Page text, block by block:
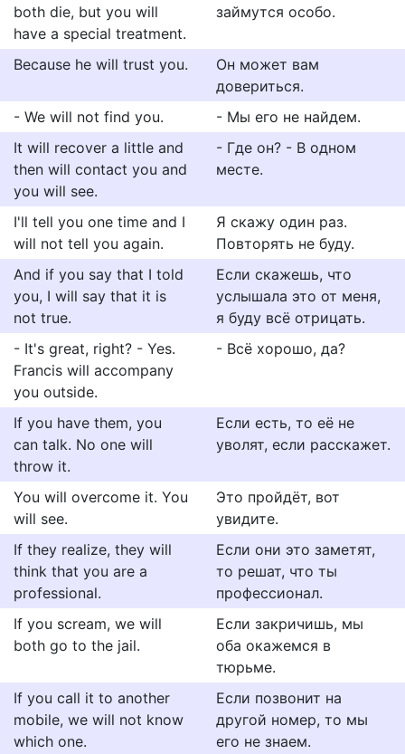
both die, but you will
have a special treatment.
займутся особо.
Because he will trust you.
Он может вам
довериться.
- We will not find you.
- Мы его не найдем.
It will recover a little and
then will contact you and
you will see.
- Где он? - В одном
месте.
I'll tell you one time and I
will not tell you again.
Я скажу один раз.
Повторять не буду.
And if you say that I told
you, I will say that it is
not true.
Если скажешь, что
услышала это от меня,
я буду всё отрицать.
- It's great, right? - Yes.
Francis will accompany
you outside.
- Всё хорошо, да?
If you have them, you
can talk. No one will
throw it.
Если есть, то её не
уволят, если расскажет.
You will overcome it. You
will see.
Это пройдёт, вот
увидите.
If they realize, they will
think that you are a
professional.
Если они это заметят,
то решат, что ты
профессионал.
If you scream, we will
both go to the jail.
Если закричишь, мы
оба окажемся в
тюрьме.
If you call it to another
mobile, we will not know
which one.
Если позвонит на
другой номер, то мы
его не знаем.